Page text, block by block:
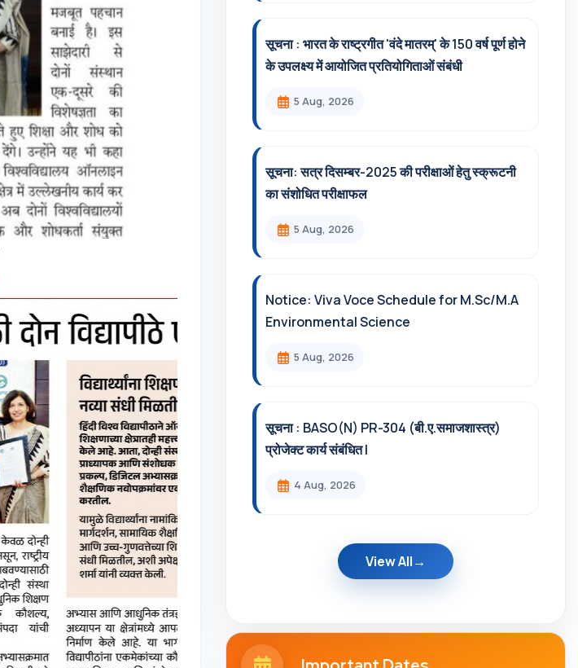
सूचना : भारत के राष्ट्रगीत 'वंदे मातरम्' के 150 वर्ष पूर्ण होने
के उपलक्ष्य में आयोजित प्रतियोगिताओं संबंधी
5 Aug, 2026
सूचना: सत्र दिसम्‍बर-2025 की परीक्षाओं हेतु स्क्रूटनी
का संशोधित परीक्षाफल
5 Aug, 2026
Notice: Viva Voce Schedule for M.Sc/M.A
Environmental Science
5 Aug, 2026
सूचना : BASO(N) PR-304 (बी.ए.समाजशास्त्र)
प्रोजेक्ट कार्य संबंधित l
4 Aug, 2026
View All